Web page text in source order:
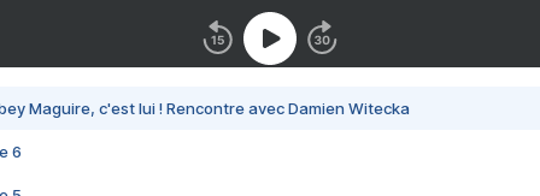
Maguire, c'est lui ! Rencontre avec Damien Witecka
6